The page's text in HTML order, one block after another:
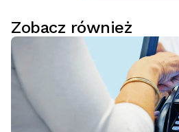
Zobacz również